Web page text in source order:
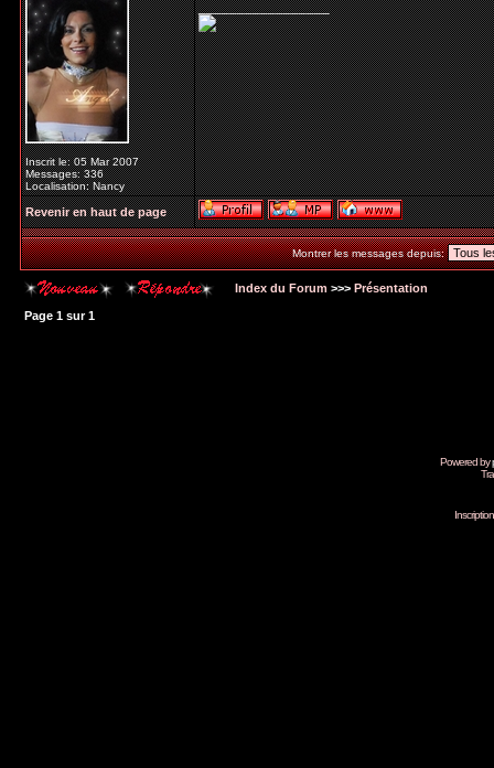
Inscrit le: 05 Mar 2007
Messages: 336
Localisation: Nancy
_________________
Revenir en haut de page
Montrer les messages depuis:
Index du Forum >>> Présentation
Page 1 sur1
Powered by